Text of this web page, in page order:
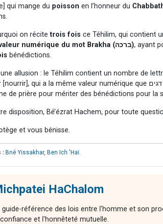
qui mange du poisson en l’honneur du
on récitetrois fois ce Téhilim, qui contient
la valeur numérique du mot Brakha (ברכה), ayant
bénédictions.
allusion : le Téhilim contient un nombre de
de prière pour mériter des bénédictions pour la
disposition, Bé’ézrat Hachem, pour toute
et vous bénisse.
: Bné Yissakhar, Ben Ich 'Haï.
HaChalom
guide-référence des lois entre l'homme et son
confiance et l'honnêteté mutuelle.